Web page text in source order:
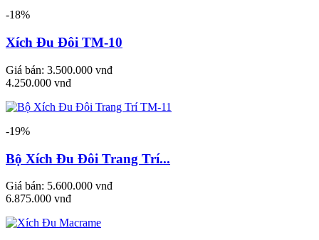
-18%
Xích Đu Đôi TM-10
Giá bán: 3.500.000 vnđ
4.250.000 vnđ
-19%
Bộ Xích Đu Đôi Trang Trí...
Giá bán: 5.600.000 vnđ
6.875.000 vnđ